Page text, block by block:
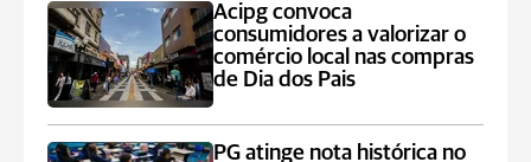
Acipg convoca
consumidores a valorizar o
comércio local nas compras
de Dia dos Pais
PG atinge nota histórica no